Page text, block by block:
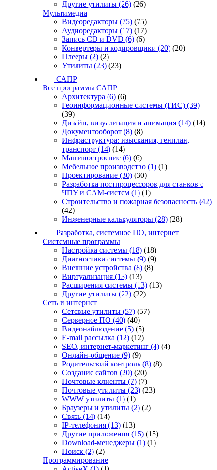
Другие утилиты (26) (26)
Мультимедиа
Видеоредакторы (75) (75)
Аудиоредакторы (17) (17)
Запись CD и DVD (6) (6)
Конвертеры и кодировщики (20) (20)
Плееры (2) (2)
Утилиты (23) (23)
САПР
Все программы САПР
Архитектура (6) (6)
Геоинформационные системы (ГИС) (39)
(39)
Дизайн, визуализация и анимация (14) (14)
Документооборот (8) (8)
Инфраструктура: изыскания, генплан,
транспорт (14) (14)
Машиностроение (6) (6)
Мебельное производство (1) (1)
Проектирование (30) (30)
Разработка постпроцессоров для станков с
ЧПУ и CAM-систем (1) (1)
Строительство и пожарная безопасность (42)
(42)
Инженерные калькуляторы (28) (28)
Разработка, системное ПО, интернет
Системные программы
Настройка системы (18) (18)
Диагностика системы (9) (9)
Внешние устройства (8) (8)
Виртуализация (13) (13)
Расширения системы (13) (13)
Другие утилиты (22) (22)
Сеть и интернет
Сетевые утилиты (57) (57)
Серверное ПО (40) (40)
Видеонаблюдение (5) (5)
E-mail рассылка (12) (12)
SEO, интернет-маркетинг (4) (4)
Онлайн-общение (9) (9)
Родительский контроль (8) (8)
Создание сайтов (20) (20)
Почтовые клиенты (7) (7)
Почтовые утилиты (23) (23)
WWW-утилиты (1) (1)
Браузеры и утилиты (2) (2)
Связь (14) (14)
IP-телефония (13) (13)
Другие приложения (15) (15)
Download-менеджеры (1) (1)
Поиск (2) (2)
Программирование